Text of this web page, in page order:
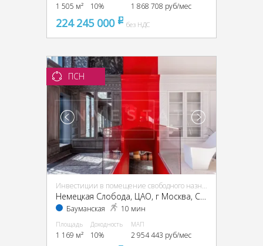
1 505 м² 10% 1 868 708 руб/мес
224 245 000 pуббез НДС
ПСН
Инвестиции в помещение свободного назначения (ПСН)
Немецкая Слобода, ЦАО, г Москва, Спартаковская ул., 11, стр. 1
Бауманская 10 мин
Площадь
1 169 м²
Доходность
10%
МАП
2 954 443 руб/мес